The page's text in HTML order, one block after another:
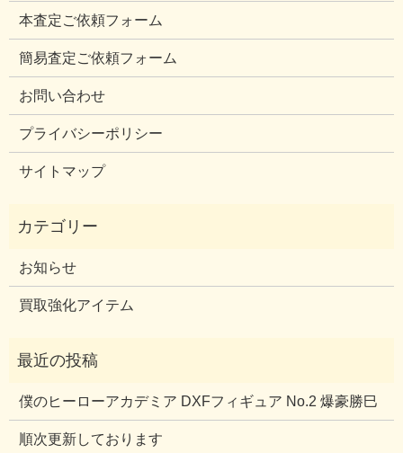
本査定ご依頼フォーム
簡易査定ご依頼フォーム
お問い合わせ
プライバシーポリシー
サイトマップ
お知らせ
買取強化アイテム
僕のヒーローアカデミア DXFフィギュア No.2 爆豪勝巳
順次更新しております